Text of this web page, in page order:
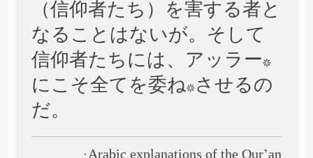
（信仰者たち）を害する者と
なることはないが。そして
信仰者たちには、アッラー*
にこそ全てを委ね*させるの
だ。